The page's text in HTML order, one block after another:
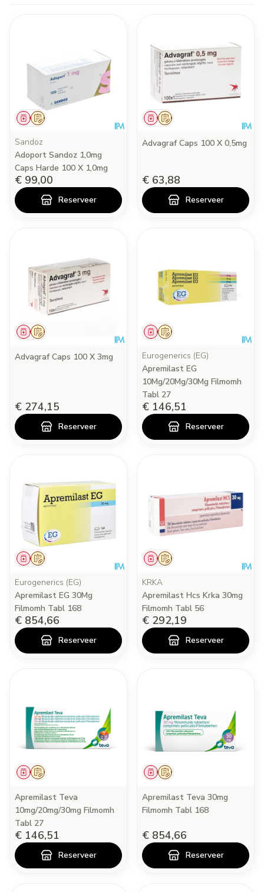
Op voorschrift
Geneesmiddel
Sandoz
Adoport Sandoz 1,0mg
Caps Harde 100 X 1,0mg
€ 99,00
Reserveer
Op voorschrift
Geneesmiddel
Advagraf Caps 100 X 0,5mg
€ 63,88
Reserveer
Op voorschrift
Geneesmiddel
Advagraf Caps 100 X 3mg
€ 274,15
Reserveer
Op voorschrift
Geneesmiddel
Eurogenerics (EG)
Apremilast EG
10Mg/20Mg/30Mg Filmomh
Tabl 27
€ 146,51
Reserveer
Op voorschrift
Geneesmiddel
Eurogenerics (EG)
Apremilast EG 30Mg
Filmomh Tabl 168
€ 854,66
Reserveer
Op voorschrift
Geneesmiddel
KRKA
Apremilast Hcs Krka 30mg
Filmomh Tabl 56
€ 292,19
Reserveer
Op voorschrift
Geneesmiddel
Apremilast Teva
10mg/20mg/30mg Filmomh
Tabl 27
€ 146,51
Reserveer
Op voorschrift
Geneesmiddel
Apremilast Teva 30mg
Filmomh Tabl 168
€ 854,66
Reserveer